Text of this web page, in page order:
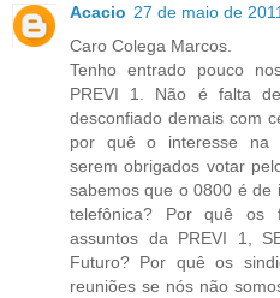
Acacio 27 de maio de
Caro Colega Marcos.
Tenho entrado pouco
PREVI 1. Não é falta
desconfiado demais com
por quê o interesse na
serem obrigados votar
sabemos que o 0800 é de
telefônica? Por quê os
assuntos da PREVI 1,
Futuro? Por quê os
reuniões se nós não